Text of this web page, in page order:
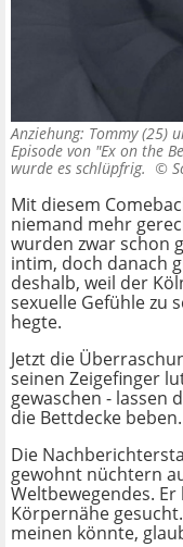
Anziehung: Tommy (25)
Episode von "Ex on the
wurde es schlüpfrig. ©
Mit diesem
niemand mehr
wurden zwar schon
intim, doch danach
deshalb, weil der
sexuelle Gefühle zu
hegte.
Jetzt die
seinen Zeigefinger
gewaschen - lassen
die Bettdecke beben.
Die
gewohnt nüchtern
Weltbewegendes.
Körpernähe
meinen könnte,